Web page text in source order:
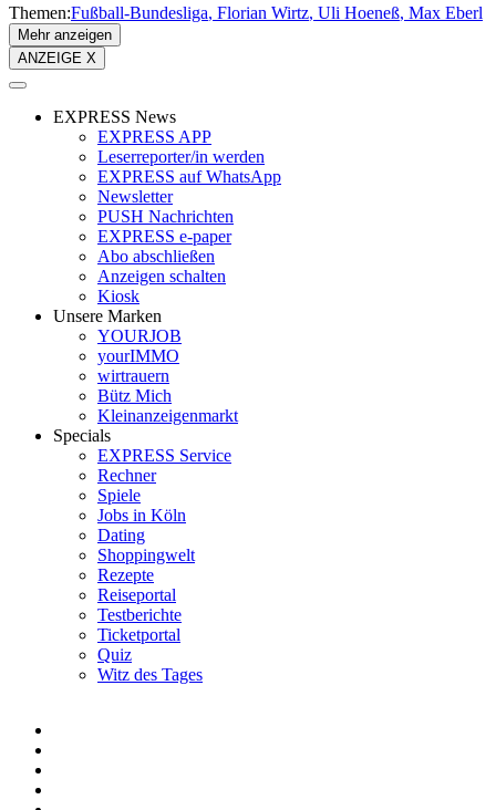
Themen:Fußball-Bundesliga Florian Wirtz Uli Hoeneß Max Eberl
Mehr anzeigen
ANZEIGE X
EXPRESS News
EXPRESS APP
Leserreporter/in werden
EXPRESS auf WhatsApp
Newsletter
PUSH Nachrichten
EXPRESS e-paper
Abo abschließen
Anzeigen schalten
Kiosk
Unsere Marken
YOURJOB
yourIMMO
wirtrauern
Bütz Mich
Kleinanzeigenmarkt
Specials
EXPRESS Service
Rechner
Spiele
Jobs in Köln
Dating
Shoppingwelt
Rezepte
Reiseportal
Testberichte
Ticketportal
Quiz
Witz des Tages